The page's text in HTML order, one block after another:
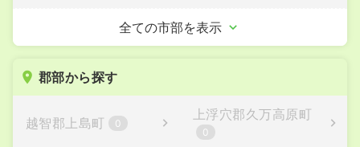
西予市
全ての市部を表示
郡部から探す
越智郡上島町 0
上浮穴郡久万高原町
0